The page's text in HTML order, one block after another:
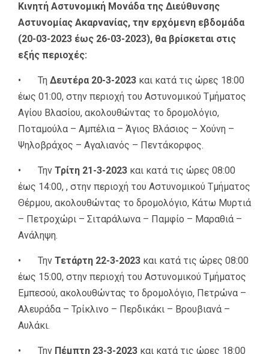
Κινητή Αστυνομική Μονάδα της Διεύθυνσης
Αστυνομίας Ακαρνανίας, την ερχόμενη εβδομάδα
(20-03-2023 έως 26-03-2023), θα βρίσκεται στις
εξής περιοχές:
• Τη Δευτέρα 20-3-2023 και κατά τις ώρες 18:00
έως 01:00, στην περιοχή του Αστυνομικού Τμήματος
Αγίου Βλασίου, ακολουθώντας το δρομολόγιο,
Ποταμούλα – Αμπέλια – Άγιος Βλάσιος – Χούνη –
Ψηλοβράχος – Αγαλιανός – Πεντάκορφος.
• Την Τρίτη 21-3-2023 και κατά τις ώρες 08:00
έως 14:00, , στην περιοχή του Αστυνομικού Τμήματος
Θέρμου, ακολουθώντας το δρομολόγιο, Κάτω Μυρτιά
– Πετροχώρι – Σιταράλωνα – Παμφίο – Μαραθιά –
Ανάληψη.
• Την Τετάρτη 22-3-2023 και κατά τις ώρες 08:00
έως 15:00, στην περιοχή του Αστυνομικού Τμήματος
Εμπεσού, ακολουθώντας το δρομολόγιο, Πετρώνα –
Αλευράδα – Τρίκλινο – Περδικάκι – Βρουβιανά –
Αυλάκι.
• Την Πέμπτη 23-3-2023 και κατά τις ώρες 18:00